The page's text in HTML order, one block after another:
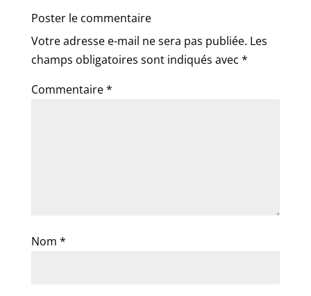
Poster le commentaire
Votre adresse e-mail ne sera pas publiée. Les
champs obligatoires sont indiqués avec *
Commentaire*
Nom *